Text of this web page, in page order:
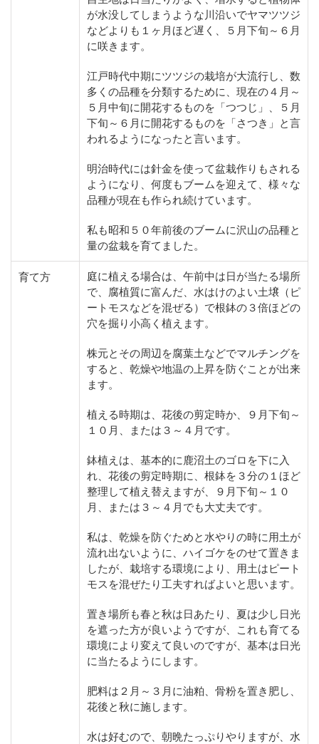
が水没してしまうような川沿いでヤマツツジ
などよりも１ヶ月ほど遅く、５月下旬～６月
に咲きます。
江戸時代中期にツツジの栽培が大流行し、数
多くの品種を分類するために、現在の４月～
５月中旬に開花するものを「つつじ」、５月
下旬～６月に開花するものを「さつき」と言
われるようになったと言います。
明治時代には針金を使って盆栽作りもされる
ようになり、何度もブームを迎えて、様々な
品種が現在も作られ続けています。
私も昭和５０年前後のブームに沢山の品種と
量の盆栽を育てました。
育て方
庭に植える場合は、午前中は日が当たる場所
で、腐植質に富んだ、水はけのよい土壌（ピ
ートモスなどを混ぜる）で根鉢の３倍ほどの
穴を掘り小高く植えます。
株元とその周辺を腐葉土などでマルチングを
すると、乾燥や地温の上昇を防ぐことが出来
ます。
植える時期は、花後の剪定時か、９月下旬～
１０月、または３～４月です。
鉢植えは、基本的に鹿沼土のゴロを下に入
れ、花後の剪定時期に、根鉢を３分の１ほど
整理して植え替えますが、９月下旬～１０
月、または３～４月でも大丈夫です。
私は、乾燥を防ぐためと水やりの時に用土が
流れ出ないように、ハイゴケをのせて置きま
したが、栽培する環境により、用土はピート
モスを混ぜたり工夫すればよいと思います。
置き場所も春と秋は日あたり、夏は少し日光
を遮った方が良いようですが、これも育てる
環境により変えて良いのですが、基本は日光
に当たるようにします。
肥料は２月～３月に油粕、骨粉を置き肥し、
花後と秋に施します。
水は好むので、朝晩たっぷりやりますが、水